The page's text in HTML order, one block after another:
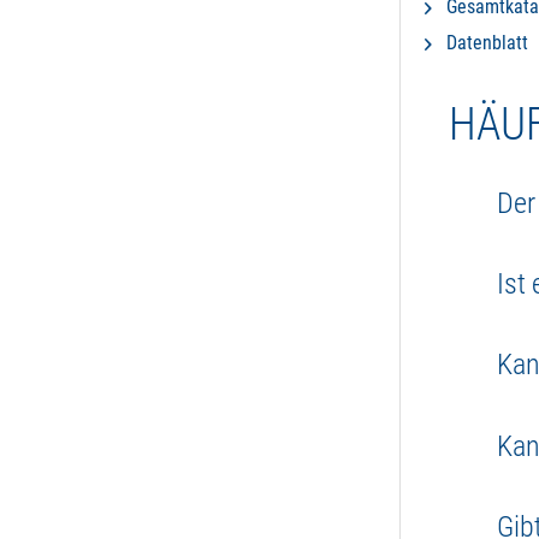
Datenblatt
Ist